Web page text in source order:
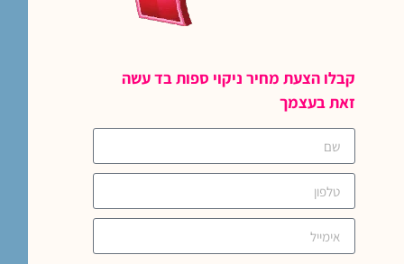
קבלו הצעת מחיר ניקוי ספות בד עשה
זאת בעצמך